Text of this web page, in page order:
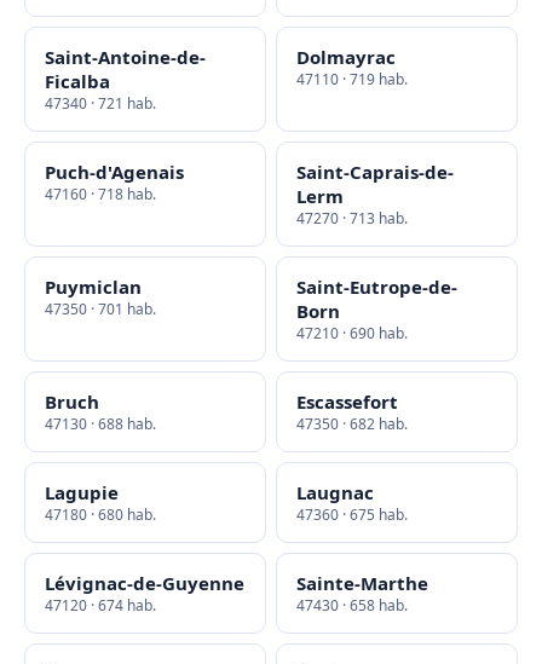
Saint-Antoine-de-
Ficalba
47340 · 721 hab.
Dolmayrac
47110 · 719 hab.
Puch-d'Agenais
47160 · 718 hab.
Saint-Caprais-de-
Lerm
47270 · 713 hab.
Puymiclan
47350 · 701 hab.
Saint-Eutrope-de-
Born
47210 · 690 hab.
Bruch
47130 · 688 hab.
Escassefort
47350 · 682 hab.
Lagupie
47180 · 680 hab.
Laugnac
47360 · 675 hab.
Lévignac-de-Guyenne
47120 · 674 hab.
Sainte-Marthe
47430 · 658 hab.